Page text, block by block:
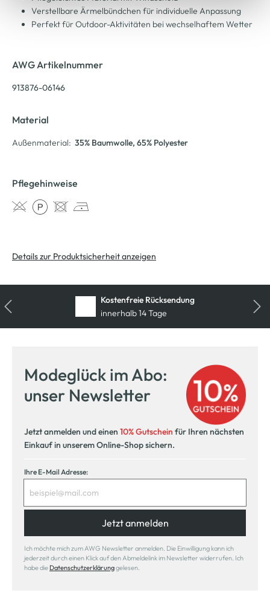
Verstellbare Ärmelbündchen für individuelle Anpassung
Perfekt für Outdoor-Aktivitäten bei wechselhaftem Wetter
AWG Artikelnummer
913876-06146
Material
Außenmaterial: 35% Baumwolle, 65% Polyester
Pflegehinweise
Details zur Produktsicherheit anzeigen
Kostenfreie Rücksendung
innerhalb 14 Tage
Modeglück im Abo:
unser Newsletter
Jetzt anmelden und einen 10% Gutschein für Ihren nächsten
Einkauf in unserem Online-Shop sichern.
Ihre E-Mail Adresse:
Jetzt anmelden
Ich möchte mich zum AWG Newsletter anmelden. Die Einwilligung kann ich
jederzeit durch einen Klick auf den Abmeldelink im Newsletter widerrufen. Ich
habe die Datenschutzerklärunggelesen.